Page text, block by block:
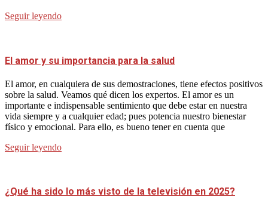
Seguir leyendo
El amor y su importancia para la salud
El amor, en cualquiera de sus demostraciones, tiene efectos positivos
sobre la salud. Veamos qué dicen los expertos. El amor es un
importante e indispensable sentimiento que debe estar en nuestra
vida siempre y a cualquier edad; pues potencia nuestro bienestar
físico y emocional. Para ello, es bueno tener en cuenta que
Seguir leyendo
¿Qué ha sido lo más visto de la televisión en 2025?